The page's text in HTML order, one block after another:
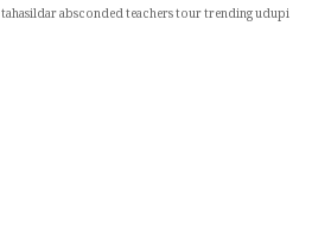
tahasildar abscondedteacherstourtrendingudupi